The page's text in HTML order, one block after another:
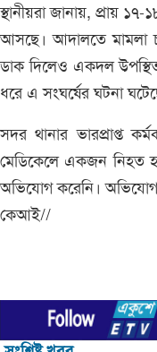
স্থানীয়রা জানায়, প্রায়
আসছে। আদালতে মামলা
ডাক দিলেও একদল
ধরে এ সংঘর্ষের ঘটনা
সদর থানার ভারপ্রাপ্ত
মেডিকেলে একজন নিহত
অভিযোগ করেনি। অভিযোগ
কেআই//